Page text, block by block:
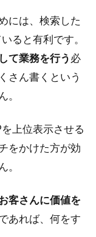
には、検索した
ると有利です。
て業務を行う必
さん書くという
。
上位表示させる
をかけた方が効
。
客さんに価値を
あれば、何をす